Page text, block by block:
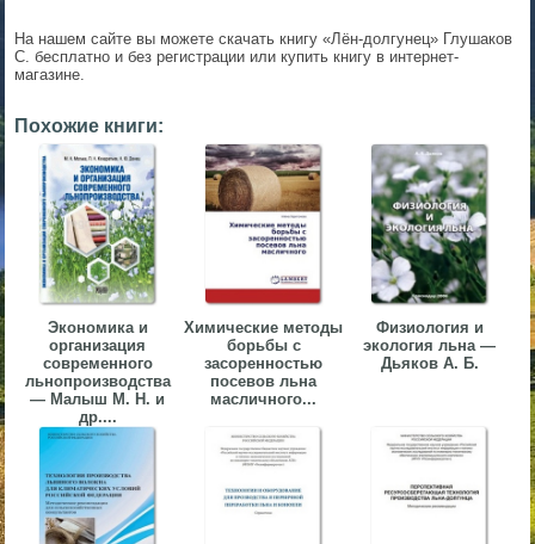
На нашем сайте вы можете скачать книгу «Лён-долгунец» Глушаков
С. бесплатно и без регистрации или купить книгу в интернет-
магазине.
Похожие книги:
Экономика и
организация
современного
льнопроизводства
— Малыш М. Н. и
др....
Химические методы
борьбы с
засоренностью
посевов льна
масличного...
Физиология и
экология льна —
Дьяков А. Б.
▼
▼
▼